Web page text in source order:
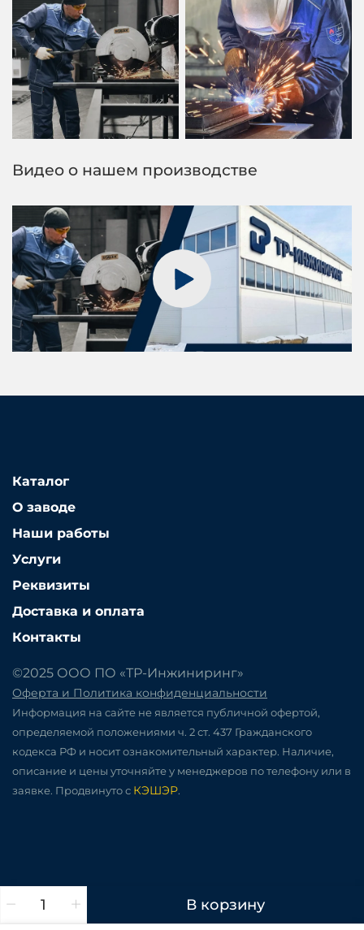
В корзину
Видео о нашем производстве
Каталог
О заводе
Наши работы
Услуги
Реквизиты
Доставка и оплата
Контакты
©2025 ООО ПО «ТР-Инжиниринг»
Оферта и Политика конфиденциальности
Информация на сайте не является публичной офертой,
определяемой положениями ч. 2 ст. 437 Гражданского
кодекса РФ и носит ознакомительный характер. Наличие,
описание и цены уточняйте у менеджеров по телефону или в
заявке. Продвинуто с КЭШЭР.